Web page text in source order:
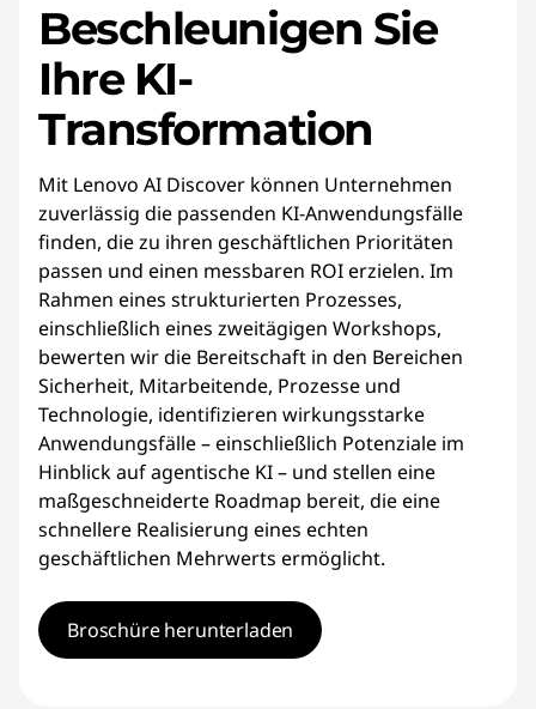
Beschleunigen Sie
Ihre KI-
Transformation
Mit Lenovo AI Discover können Unternehmen
zuverlässig die passenden KI-Anwendungsfälle
finden, die zu ihren geschäftlichen Prioritäten
passen und einen messbaren ROI erzielen. Im
Rahmen eines strukturierten Prozesses,
einschließlich eines zweitägigen Workshops,
bewerten wir die Bereitschaft in den Bereichen
Sicherheit, Mitarbeitende, Prozesse und
Technologie, identifizieren wirkungsstarke
Anwendungsfälle – einschließlich Potenziale im
Hinblick auf agentische KI – und stellen eine
maßgeschneiderte Roadmap bereit, die eine
schnellere Realisierung eines echten
geschäftlichen Mehrwerts ermöglicht.
Broschüre herunterladen